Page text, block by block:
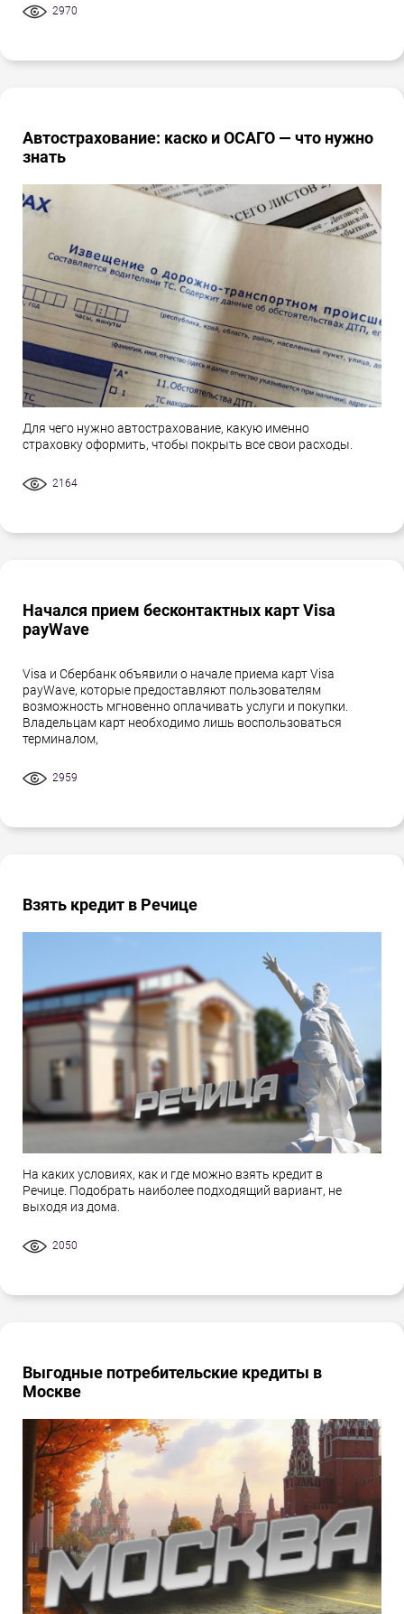
2970
Автострахование: каско и ОСАГО — что нужно
знать
Для чего нужно автострахование, какую именно
страховку оформить, чтобы покрыть все свои расходы.
2164
Начался прием бесконтактных карт Visa
payWave
Visa и Сбербанк объявили о начале приема карт Visa
payWave, которые предоставляют пользователям
возможность мгновенно оплачивать услуги и покупки.
Владельцам карт необходимо лишь воспользоваться
терминалом,
2959
Взять кредит в Речице
На каких условиях, как и где можно взять кредит в
Речице. Подобрать наиболее подходящий вариант, не
выходя из дома.
2050
Выгодные потребительские кредиты в
Москве